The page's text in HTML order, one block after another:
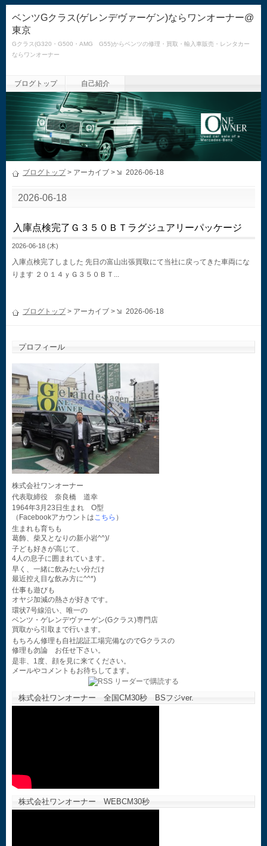
ベンツGクラス(ゲレンデヴァーゲン)ならワンオーナー@
東京
Gクラス(G320・G500・AMG G55)からベンツの修理・買取・輸入車販売・レンタカー
ならワンオーナー
ブログトップ 自己紹介
ブログトップ> アーカイブ > 2026-06-18
2026-06-18
入庫点検完了Ｇ３５０ＢＴラグジュアリーパッケージ
2026-06-18 (木)
入庫点検完了しました 先日の富山出張買取にて当社に戻ってきた車両にな
ります ２０１４ｙＧ３５０ＢＴ...
ブログトップ> アーカイブ > 2026-06-18
プロフィール
株式会社ワンオーナー
代表取締役 奈良橋 道幸
1964年3月23日生まれ O型
（Facebookアカウントはこちら ）
生まれも育ちも
葛飾、柴又となりの新小岩^^)/
子ども好きが高じて、
4人の息子に囲まれています。
早く、一緒に飲みたい分だけ
最近控え目な飲み方に^^*)
仕事も遊びも
オヤジ加減の熱さが好きです。
環状7号線沿い、唯一の
ベンツ・ゲレンデヴァーゲン(Gクラス)専門店
買取から引取まで行います。
もちろん修理も自社認証工場完備なのでGクラスの
修理も勿論 お任せ下さい。
是非、1度、顔を見に来てください。
メールやコメントもお待ちしてます。
株式会社ワンオーナー 全国CM30秒 BSフジver.
株式会社ワンオーナー WEBCM30秒